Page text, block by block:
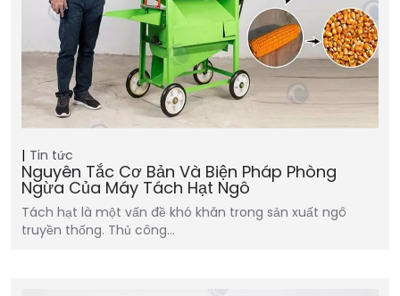
Tin tức
Nguyên Tắc Cơ Bản Và Biện Pháp Phòng
Ngừa Của Máy Tách Hạt Ngô
Tách hạt là một vấn đề khó khăn trong sản xuất ngô
truyền thống. Thủ công…